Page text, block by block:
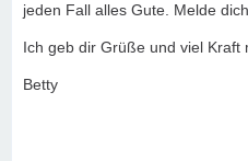
jeden Fall alles Gute. Melde
Ich geb dir Grüße und viel Kraft
Betty